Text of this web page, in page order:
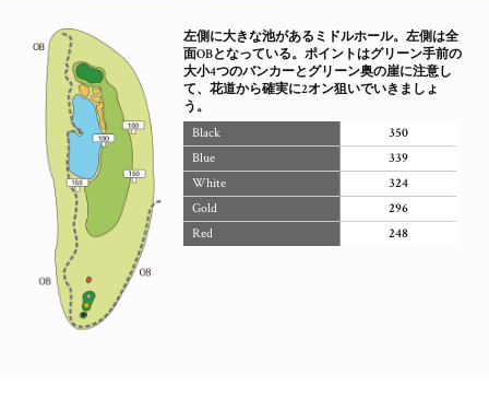
左側に大きな池があるミドルホール。左側は全
面OBとなっている。ポイントはグリーン手前の
大小4つのバンカーとグリーン奥の崖に注意し
て、花道から確実に2オン狙いでいきましょ
う。
Black
350
Blue
339
White
324
Gold
296
Red
248